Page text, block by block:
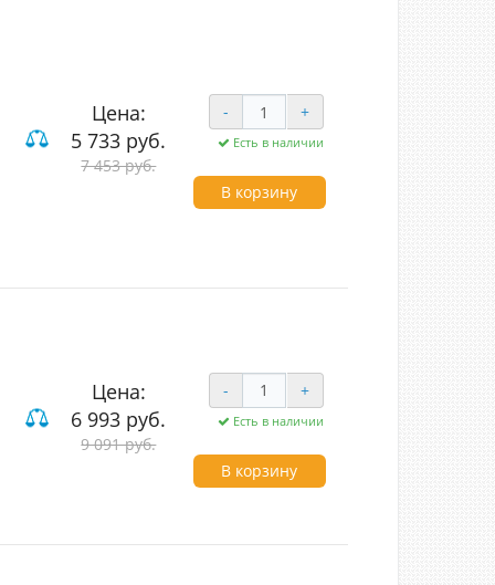
(LED)
Цена:
5 733 руб.
7 453 руб.
- +
Есть в наличии
В корзину
Цена:
6 993 руб.
9 091 руб.
- +
Есть в наличии
В корзину